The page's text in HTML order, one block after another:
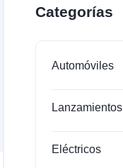
Categorías
Automóviles
Lanzamientos
Eléctricos